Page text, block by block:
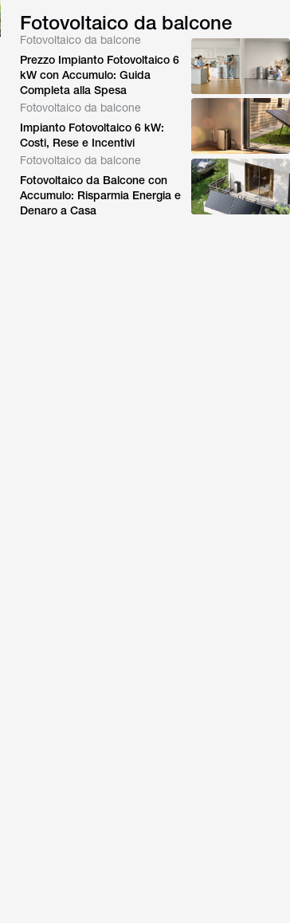
Fotovoltaico da balcone
Fotovoltaico da balcone
Prezzo Impianto Fotovoltaico 6
kW con Accumulo: Guida
Completa alla Spesa
Fotovoltaico da balcone
Impianto Fotovoltaico 6 kW:
Costi, Rese e Incentivi
Fotovoltaico da balcone
Fotovoltaico da Balcone con
Accumulo: Risparmia Energia e
Denaro a Casa